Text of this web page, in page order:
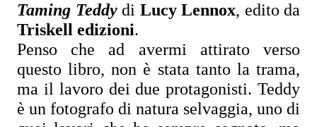
Taming Teddy di Lucy Lennox,
Triskell edizioni.
Penso che ad avermi attirato verso
questo libro, non è stata tanto la trama,
ma il lavoro dei due protagonisti. Teddy
è un fotografo di natura selvaggia, uno di